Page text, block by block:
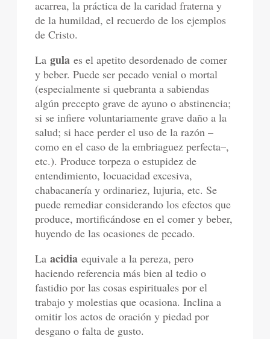
acarrea, la práctica de la caridad fraterna y
de la humildad, el recuerdo de los ejemplos
de Cristo.
Lagulaes el apetito desordenado de comer
y beber. Puede ser pecado venial o mortal
(especialmente si quebranta a sabiendas
algún precepto grave de ayuno o abstinencia;
si se infiere voluntariamente grave daño a la
salud; si hace perder el uso de la razón –
como en el caso de la embriaguez perfecta–,
etc.). Produce torpeza o estupidez de
entendimiento, locuacidad excesiva,
chabacanería y ordinariez, lujuria, etc. Se
puede remediar considerando los efectos que
produce, mortificándose en el comer y beber,
huyendo de las ocasiones de pecado.
Laacidia equivale a la pereza, pero
haciendo referencia más bien al tedio o
fastidio por las cosas espirituales por el
trabajo y molestias que ocasiona. Inclina a
omitir los actos de oración y piedad por
desgano o falta de gusto.